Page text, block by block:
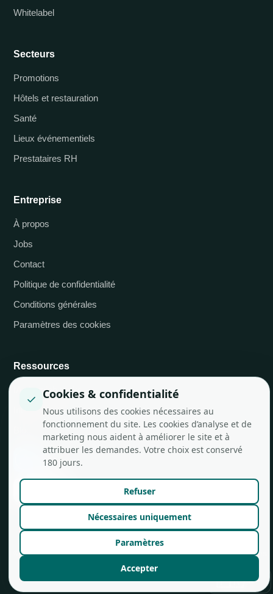
Whitelabel
Secteurs
Promotions
Hôtels et restauration
Santé
Lieux événementiels
Prestataires RH
Entreprise
À propos
Jobs
Contact
Politique de confidentialité
Conditions générales
Paramètres des cookies
Ressources
IA chez job.rocks
Intégrations API
© job.rocks AG Conçu à Zurich pour les équipes flexibles.
🇫🇷FR
✓ Cookies & confidentialité
Nous utilisons des cookies nécessaires au
fonctionnement du site. Les cookies d’analyse et de
marketing nous aident à améliorer le site et à
attribuer les demandes. Votre choix est conservé
180 jours.
Refuser
Nécessaires uniquement
Paramètres
Accepter